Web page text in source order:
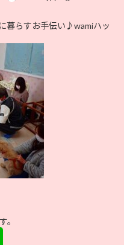
暮らすお手伝い♪wamiハッ
。